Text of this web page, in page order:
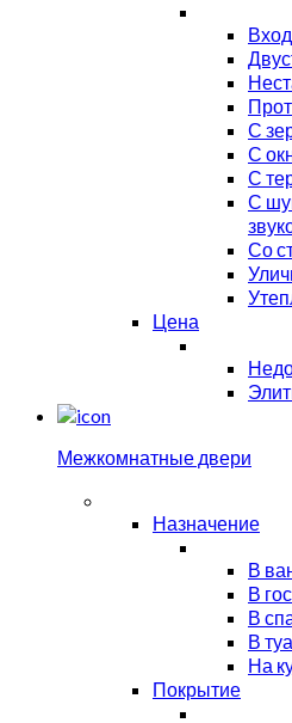
С
С
С
С
Со
Цена
Межкомнатные двери
Назначение
В
В
В
В
На
Покрытие